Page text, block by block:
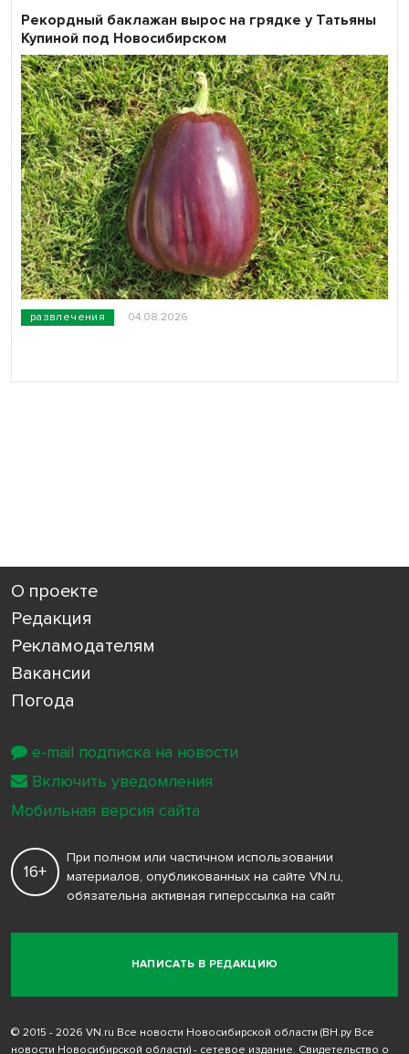
развлечения 04.08.2026
Рекордный баклажан вырос на грядке у Татьяны
Купиной под Новосибирском
О проекте
Редакция
Рекламодателям
Вакансии
Погода
НАПИСАТЬ В РЕДАКЦИЮ
16+
При полном или частичном использовании
материалов, опубликованных на сайте VN.ru,
обязательна активная гиперссылка на сайт
© 2015 - 2026 VN.ru Все новости Новосибирской области (ВН.ру Все
новости Новосибирской области) - сетевое издание. Свидетельство о
e-mail подписка на новости
Включить уведомления
Мобильная версия сайта